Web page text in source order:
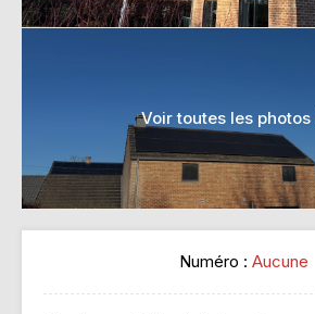
Voir toutes les photos
Numéro : Aucune